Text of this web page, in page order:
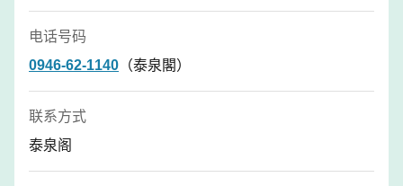
电话号码
0946-62-1140 （泰泉閣）
联系方式
泰泉阁